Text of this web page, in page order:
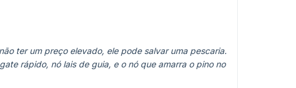
ter um preço elevado, ele pode salvar uma pescaria.
rápido, nó lais de guia, e o nó que amarra o pino no